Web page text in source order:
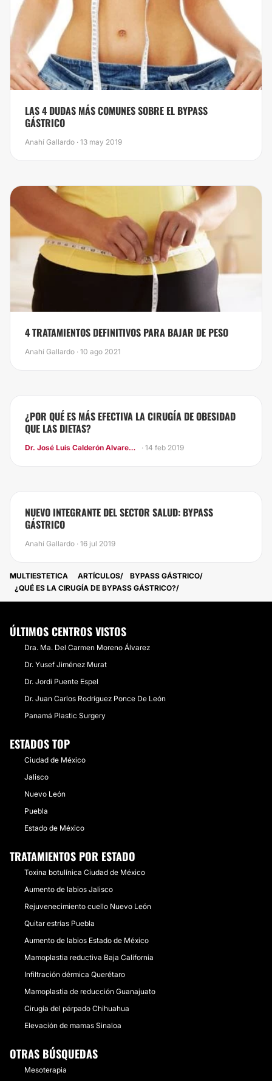
​LAS 4 DUDAS MÁS COMUNES SOBRE EL BYPASS
GÁSTRICO
Anahí Gallardo · 13 may 2019
4 TRATAMIENTOS DEFINITIVOS PARA BAJAR DE PESO
Anahí Gallardo · 10 ago 2021
¿POR QUÉ ES MÁS EFECTIVA LA CIRUGÍA DE OBESIDAD
QUE LAS DIETAS?
Dr. José Luis Calderón Alvarez Tostado · 14 feb 2019
NUEVO INTEGRANTE DEL SECTOR SALUD: BYPASS
GÁSTRICO
Anahí Gallardo · 16 jul 2019
MULTIESTETICA ARTÍCULOS
BYPASS GÁSTRICO
¿QUÉ ES LA CIRUGÍA DE BYPASS GÁSTRICO?
ÚLTIMOS CENTROS VISTOS
Dra. Ma. Del Carmen Moreno Álvarez
Dr. Yusef Jiménez Murat
Dr. Jordi Puente Espel
Dr. Juan Carlos Rodríguez Ponce De León
Panamá Plastic Surgery
ESTADOS TOP
Ciudad de México
Jalisco
Nuevo León
Puebla
Estado de México
TRATAMIENTOS POR ESTADO
Toxina botulínica Ciudad de México
Aumento de labios Jalisco
Rejuvenecimiento cuello Nuevo León
Quitar estrías Puebla
Aumento de labios Estado de México
Mamoplastia reductiva Baja California
Infiltración dérmica Querétaro
Mamoplastia de reducción Guanajuato
Cirugía del párpado Chihuahua
Elevación de mamas Sinaloa
OTRAS BÚSQUEDAS
Mesoterapia